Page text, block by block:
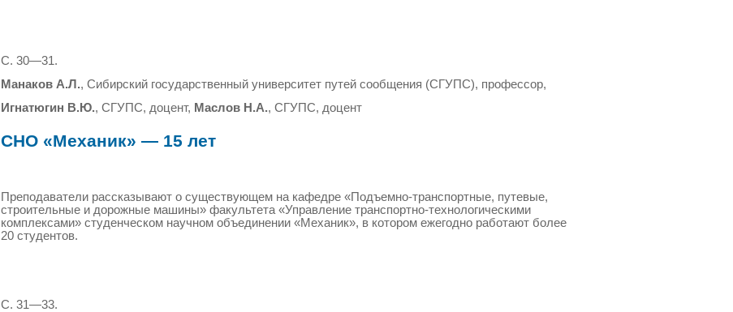
С. 30—31.
Манаков А.Л., Сибирский государственный университет путей сообщения (СГУПС), профессор,
Игнатюгин В.Ю., СГУПС, доцент, Маслов Н.А., СГУПС, доцент
СНО «Механик» — 15 лет
Преподаватели рассказывают о существующем на кафедре «Подъемно-транспортные, путевые,
строительные и дорожные машины» факультета «Управление транспортно-технологическими
комплексами» студенческом научном объединении «Механик», в котором ежегодно работают более
20 студентов.
С. 31—33.